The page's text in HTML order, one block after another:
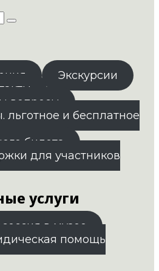
Экскурсии
вопросы
льготное и бесплатное
билета
для участников
услуги
в музее
помощь